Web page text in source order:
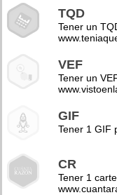
TQD
Tener un
VEF
Tener un
GIF
Tener 1 GIF
CR
Tener 1